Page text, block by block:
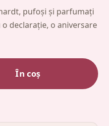
pufoși și parfumați
declarație, o aniversare
În coș